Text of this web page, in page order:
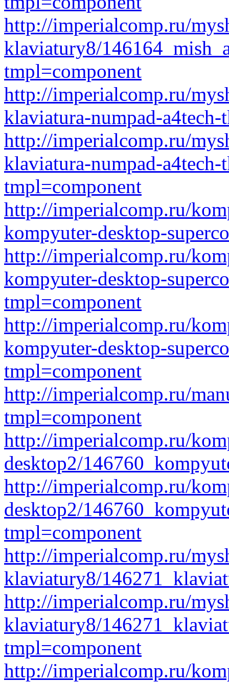
http://imperialcomp.ru/
klaviatury8/
tmpl=component
http://imperialcomp.ru/
klaviatura-numpad-
http://imperialcomp.ru/
klaviatura-numpad-a4tech-
tmpl=component
http://imperialcomp.ru/
kompyuter-desktop-
http://imperialcomp.ru/
kompyuter-desktop-
tmpl=component
http://imperialcomp.ru/
kompyuter-desktop-
tmpl=component
http://imperialcomp.ru/
tmpl=component
http://imperialcomp.ru/
desktop2/
http://imperialcomp.ru/
desktop2/
tmpl=component
http://imperialcomp.ru/
klaviatury8/
http://imperialcomp.ru/
klaviatury8/
tmpl=component
http://imperialcomp.ru/